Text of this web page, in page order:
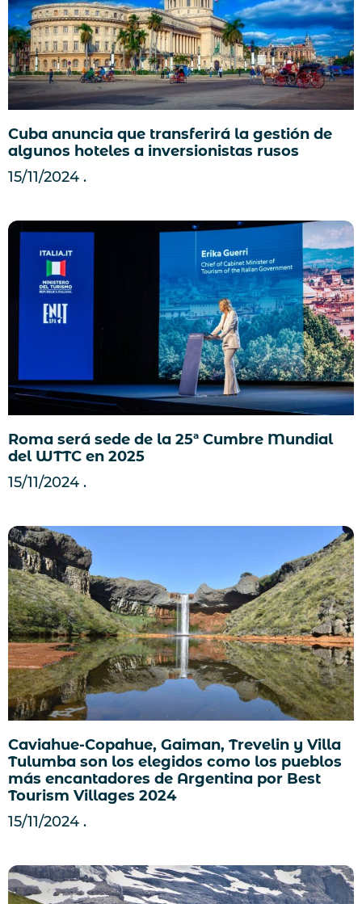
Cuba anuncia que transferirá la gestión de
algunos hoteles a inversionistas rusos
15/11/2024
Roma será sede de la 25ª Cumbre Mundial
del WTTC en 2025
15/11/2024
Caviahue-Copahue, Gaiman, Trevelin y Villa
Tulumba son los elegidos como los pueblos
más encantadores de Argentina por Best
Tourism Villages 2024
15/11/2024